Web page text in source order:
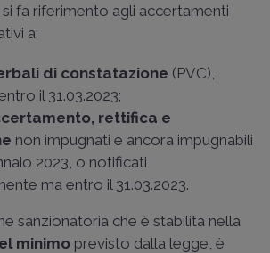
si fa riferimento agli accertamenti
a:
di constatazione (PVC),
il 31.03.2023;
rettifica e
non impugnati e ancora impugnabili
2023, o notificati
ma entro il 31.03.2023.
sanzionatoria che è stabilita nella
minimo previsto dalla legge, è